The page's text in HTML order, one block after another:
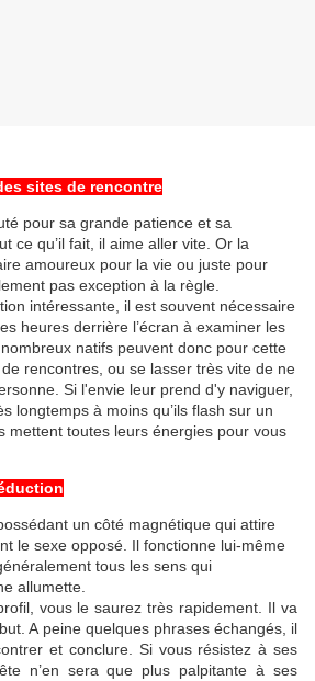
sites de rencontre
pour sa grande patience et sa
ce qu’il fait, il aime aller vite. Or la
amoureux pour la vie ou juste pour
pas exception à la règle.
intéressante, il est souvent nécessaire
heures derrière l’écran à examiner les
natifs peuvent donc pour cette
rencontres, ou se lasser très vite de ne
Si l'envie leur prend d'y naviguer,
longtemps à moins qu’ils flash sur un
mettent toutes leurs énergies pour vous
un côté magnétique qui attire
le sexe opposé. Il fonctionne lui-même
tous les sens qui
allumette.
vous le saurez très rapidement. Il va
A peine quelques phrases échangés, il
et conclure. Si vous résistez à ses
n’en sera que plus palpitante à ses